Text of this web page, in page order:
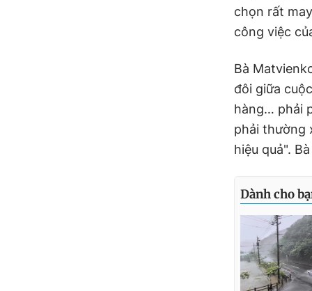
chọn rất
công việc
Bà
đôi giữa
hàng… phải
phải thường
hiệu quả".